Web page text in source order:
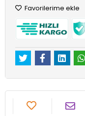
Favorilerime ekle